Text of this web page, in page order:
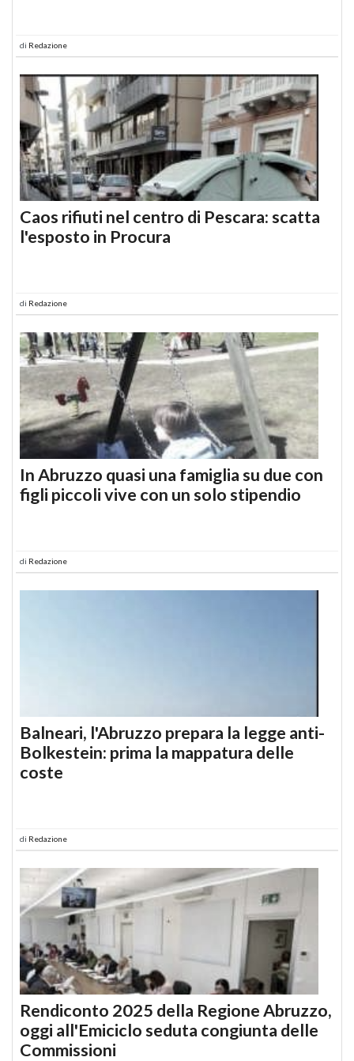
di Redazione
Caos rifiuti nel centro di Pescara: scatta
l'esposto in Procura
di Redazione
In Abruzzo quasi una famiglia su due con
figli piccoli vive con un solo stipendio
di Redazione
Balneari, l'Abruzzo prepara la legge anti-
Bolkestein: prima la mappatura delle
coste
di Redazione
Rendiconto 2025 della Regione Abruzzo,
oggi all'Emiciclo seduta congiunta delle
Commissioni